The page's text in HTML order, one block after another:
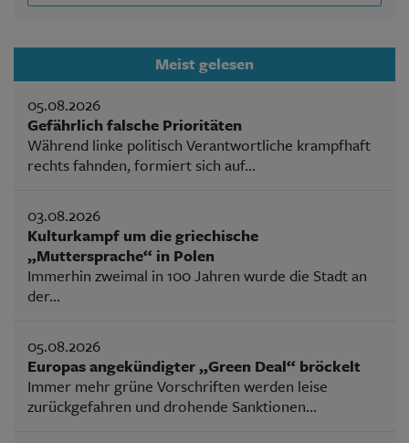
Meist gelesen
05.08.2026
Gefährlich falsche Prioritäten
Während linke politisch Verantwortliche krampfhaft
rechts fahnden, formiert sich auf...
03.08.2026
Kulturkampf um die griechische
„Muttersprache“ in Polen
Immerhin zweimal in 100 Jahren wurde die Stadt an
der...
05.08.2026
Europas angekündigter „Green Deal“ bröckelt
Immer mehr grüne Vorschriften werden leise
zurückgefahren und drohende Sanktionen...